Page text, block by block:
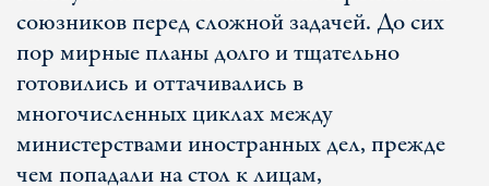
союзников перед сложной задачей. До сих
пор мирные планы долго и тщательно
готовились и оттачивались в
многочисленных циклах между
министерствами иностранных дел, прежде
чем попадали на стол к лицам,